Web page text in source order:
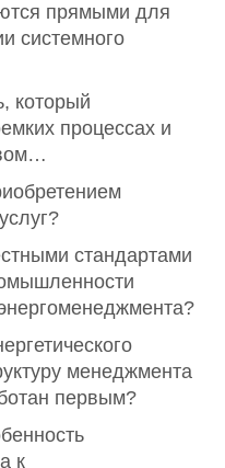
прямыми для
системного
который
процессах и
стандартами
менеджмента
первым?
к